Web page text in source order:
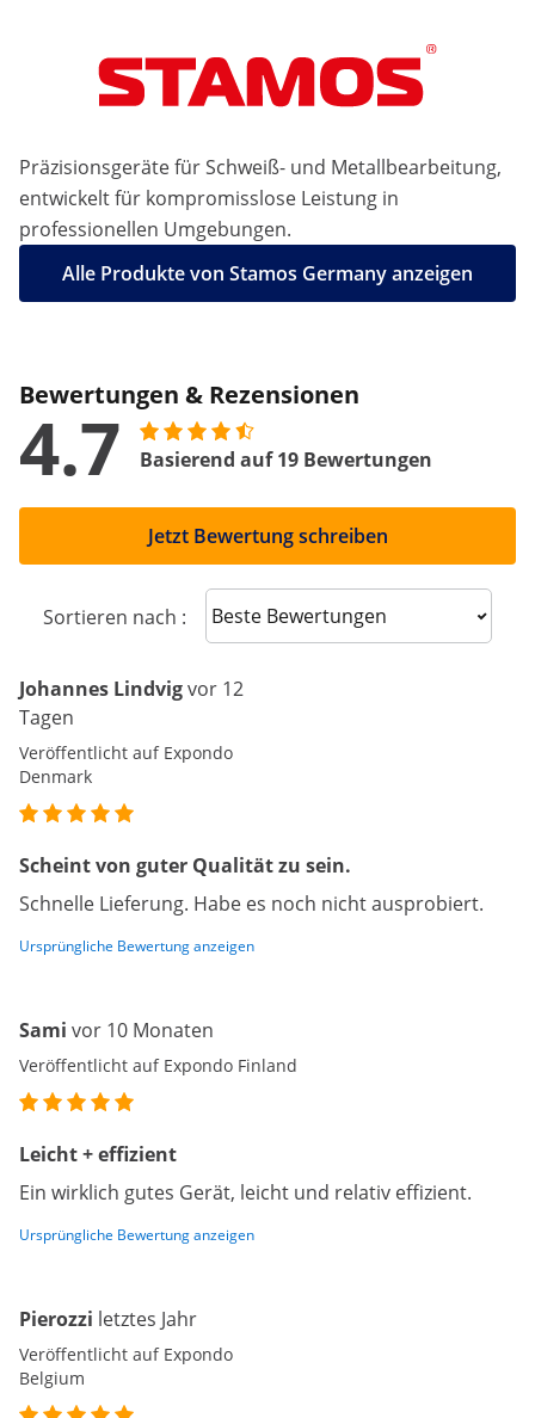
Präzisionsgeräte für Schweiß- und Metallbearbeitung,
entwickelt für kompromisslose Leistung in
professionellen Umgebungen.
Alle Produkte von Stamos Germany anzeigen
Bewertungen & Rezensionen
4.7 Basierend auf 19 Bewertungen
Jetzt Bewertung schreiben
Sortieren nach : Sort reviews
Johannes Lindvigvor 12
Tagen
Veröffentlicht auf Expondo
Denmark
Scheint von guter Qualität zu sein.
Schnelle Lieferung. Habe es noch nicht ausprobiert.
Ursprüngliche Bewertung anzeigen
Sami vor 10 Monaten
Veröffentlicht auf Expondo Finland
Leicht + effizient
Ein wirklich gutes Gerät, leicht und relativ effizient.
Ursprüngliche Bewertung anzeigen
Pierozzi letztes Jahr
Veröffentlicht auf Expondo
Belgium